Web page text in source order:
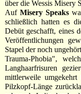
über die Wessis Misery
Auf Misery Speaks
schließlich hatten es
Debüt geschafft, eines
Veröffentlichungen
Stapel der noch
Trauma-Phobia",
Langhaarfrisuren
mittlerweile
Pilzkopf-Länge